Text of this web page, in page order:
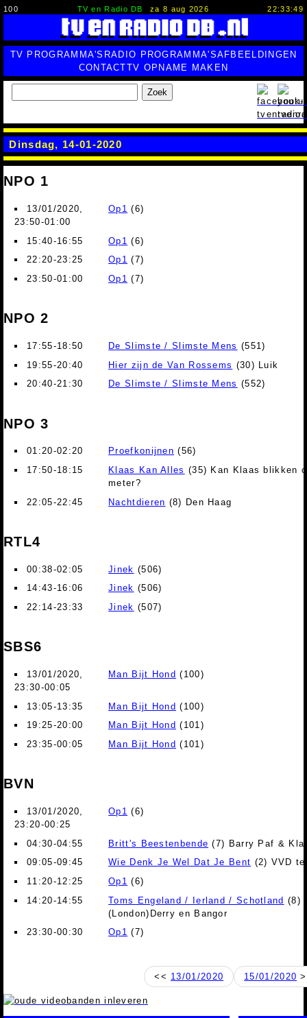
100 TV en Radio DB za 8 aug 2026 22:33:50
TV PROGRAMMA'S RADIO PROGRAMMA'SAFBEELDINGEN
CONTACTTV OPNAME MAKEN
Zoek
Dinsdag, 14-01-2020
NPO 1
13/01/2020,
23:50-01:00
Op1 (6)
15:40-16:55 Op1 (6)
22:20-23:25
Op1 (7)
23:50-01:00
Op1 (7)
NPO 2
17:55-18:50 De Slimste / Slimste Mens (551)
19:55-20:40
Hier zijn de Van Rossems (30) Luik
20:40-21:30
De Slimste / Slimste Mens (552)
NPO 3
01:20-02:20 Proefkonijnen (56)
17:50-18:15
Klaas Kan Alles (35) Kan Klaas blikken
meter?
22:05-22:45
Nachtdieren (8) Den Haag
RTL4
00:38-02:05 Jinek (506)
14:43-16:06
Jinek (506)
22:14-23:33
Jinek (507)
SBS6
13/01/2020,
23:30-00:05
Man Bijt Hond (100)
13:05-13:35 Man Bijt Hond (100)
19:25-20:00
Man Bijt Hond (101)
23:35-00:05
Man Bijt Hond (101)
BVN
13/01/2020,
23:20-00:25
Op1 (6)
04:30-04:55 Britt's Beestenbende (7) Barry Paf &
09:05-09:45
Wie Denk Je Wel Dat Je Bent (2) VVD
11:20-12:25
Op1 (6)
14:20-14:55
Toms Engeland / Ierland / Schotland (8)
(London)Derry en Bangor
23:30-00:30
Op1 (7)
<< 13/01/2020 15/01/2020